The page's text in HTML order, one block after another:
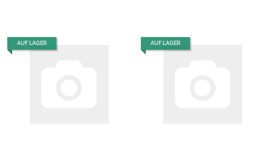
AUF LAGER AUF LAGER